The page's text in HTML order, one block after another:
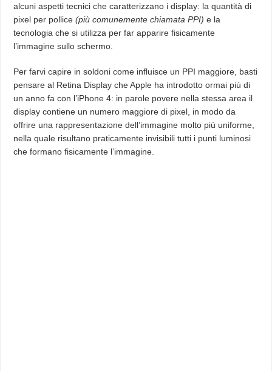
alcuni aspetti tecnici che caratterizzano i display: la quantità di
pixel per pollice(più comunemente chiamata PPI) e la
tecnologia che si utilizza per far apparire fisicamente
l’immagine sullo schermo.
Per farvi capire in soldoni come influisce un PPI maggiore, basti
pensare al Retina Display che Apple ha introdotto ormai più di
un anno fa con l’iPhone 4: in parole povere nella stessa area il
display contiene un numero maggiore di pixel, in modo da
offrire una rappresentazione dell’immagine molto più uniforme,
nella quale risultano praticamente invisibili tutti i punti luminosi
che formano fisicamente l’immagine.